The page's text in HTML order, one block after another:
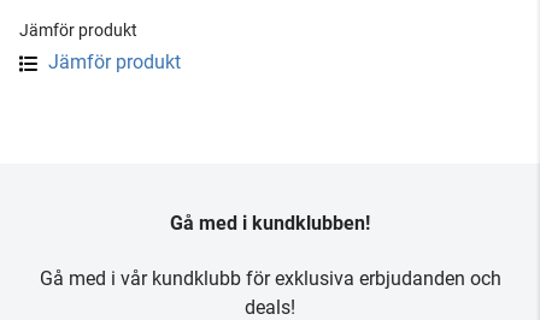
Jämför produkt
Jämför produkt
Gå med i kundklubben!
Gå med i vår kundklubb för exklusiva erbjudanden och
deals!